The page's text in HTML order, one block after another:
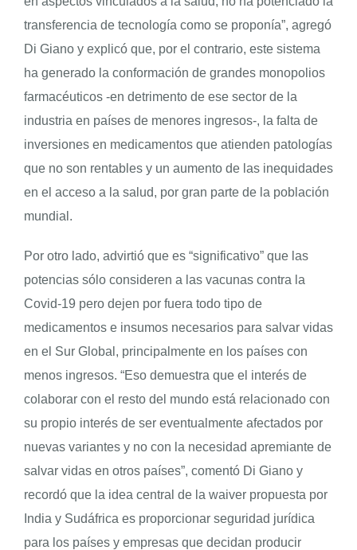
transferencia de tecnología como se proponía”, agregó
Di Giano y explicó que, por el contrario, este sistema
ha generado la conformación de grandes monopolios
farmacéuticos -en detrimento de ese sector de la
industria en países de menores ingresos-, la falta de
inversiones en medicamentos que atienden patologías
que no son rentables y un aumento de las inequidades
en el acceso a la salud, por gran parte de la población
mundial.
Por otro lado, advirtió que es “significativo” que las
potencias sólo consideren a las vacunas contra la
Covid-19 pero dejen por fuera todo tipo de
medicamentos e insumos necesarios para salvar vidas
en el Sur Global, principalmente en los países con
menos ingresos. “Eso demuestra que el interés de
colaborar con el resto del mundo está relacionado con
su propio interés de ser eventualmente afectados por
nuevas variantes y no con la necesidad apremiante de
salvar vidas en otros países”, comentó Di Giano y
recordó que la idea central de la waiver propuesta por
India y Sudáfrica es proporcionar seguridad jurídica
para los países y empresas que decidan producir